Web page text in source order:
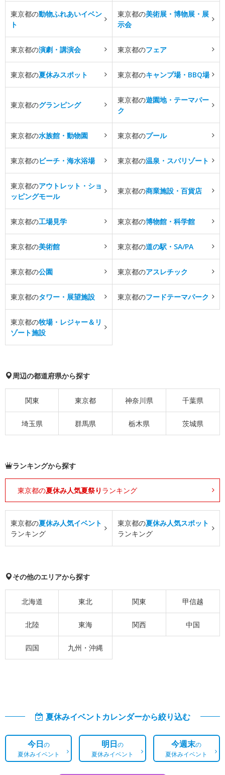
東京都の動物ふれあいイベン
ト
東京都の美術展・博物展・展
示会
東京都の演劇・講演会 東京都のフェア
東京都の夏休みスポット 東京都のキャンプ場・BBQ場
東京都のグランピング
東京都の遊園地・テーマパー
ク
東京都の水族館・動物園 東京都のプール
東京都のビーチ・海水浴場 東京都の温泉・スパリゾート
東京都のアウトレット・ショ
ッピングモール
東京都の商業施設・百貨店
東京都の工場見学 東京都の博物館・科学館
東京都の美術館 東京都の道の駅・SA/PA
東京都の公園 東京都のアスレチック
東京都のタワー・展望施設 東京都のフードテーマパーク
東京都の牧場・レジャー＆リ
ゾート施設
周辺の都道府県から探す
関東 東京都 神奈川県 千葉県
埼玉県 群馬県 栃木県 茨城県
ランキングから探す
東京都の夏休み人気夏祭り ランキング
東京都の夏休み人気イベント
ランキング
東京都の夏休み人気スポット
ランキング
その他のエリアから探す
北海道 東北 関東 甲信越
北陸 東海 関西 中国
四国 九州・沖縄
夏休みイベントカレンダーから絞り込む
今日の
夏休みイベント
明日の
夏休みイベント
今週末の
夏休みイベント